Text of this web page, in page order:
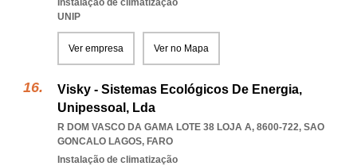
Instalação de climatização
UNIP
Ver empresa Ver no Mapa
Visky - Sistemas Ecológicos De Energia,
Unipessoal, Lda
R DOM VASCO DA GAMA LOTE 38 LOJA A, 8600-722, SAO
GONCALO LAGOS, FARO
Instalação de climatização